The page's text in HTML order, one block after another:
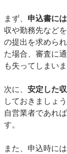
まず、 申込書に
収や勤務先など
の提出を求めら
た場合、審査に
も失ってしまいま
次に、 安定した
しておきましょ
自営業者であれ
す。
また、申込時には